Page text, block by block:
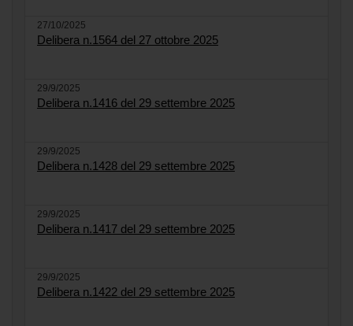
27/10/2025
Delibera n.1564 del 27 ottobre 2025
29/9/2025
Delibera n.1416 del 29 settembre 2025
29/9/2025
Delibera n.1428 del 29 settembre 2025
29/9/2025
Delibera n.1417 del 29 settembre 2025
29/9/2025
Delibera n.1422 del 29 settembre 2025